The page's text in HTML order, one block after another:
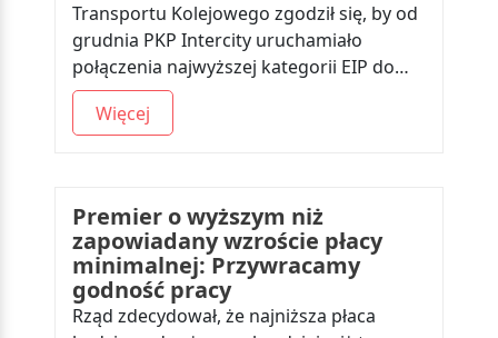
Transportu Kolejowego zgodził się, by od
grudnia PKP Intercity uruchamiało
połączenia najwyższej kategorii EIP do…
Więcej
Premier o wyższym niż
zapowiadany wzroście płacy
minimalnej: Przywracamy
godność pracy
Rząd zdecydował, że najniższa płaca